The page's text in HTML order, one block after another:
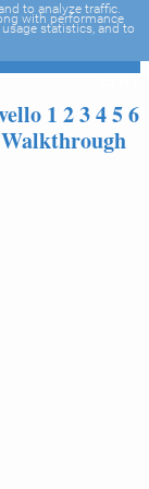
1 2 3 4 5 6
Walkthrough
EDIT
to analyze traffic.
with performance
statistics, and to